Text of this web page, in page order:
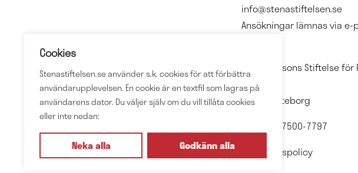
Cookies
Stenastiftelsen.se använder s.k. cookies för att förbättra
användarupplevelsen. En cookie är en textfil som lagras på
användarens dator. Du väljer själv om du vill tillåta cookies
eller inte nedan:
Neka alla Godkänn alla
info@stenastiftelsen.se
Ansökningar lämnas via e-
Sten A Olssons Stiftelse
Box 7024
40231 Göteborg
Org.nr: 857500-7797
Integritetspolicy